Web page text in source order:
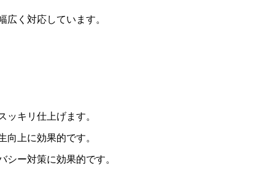
く対応しています。
キリ仕上げます。
上に効果的です。
ー対策に効果的です。